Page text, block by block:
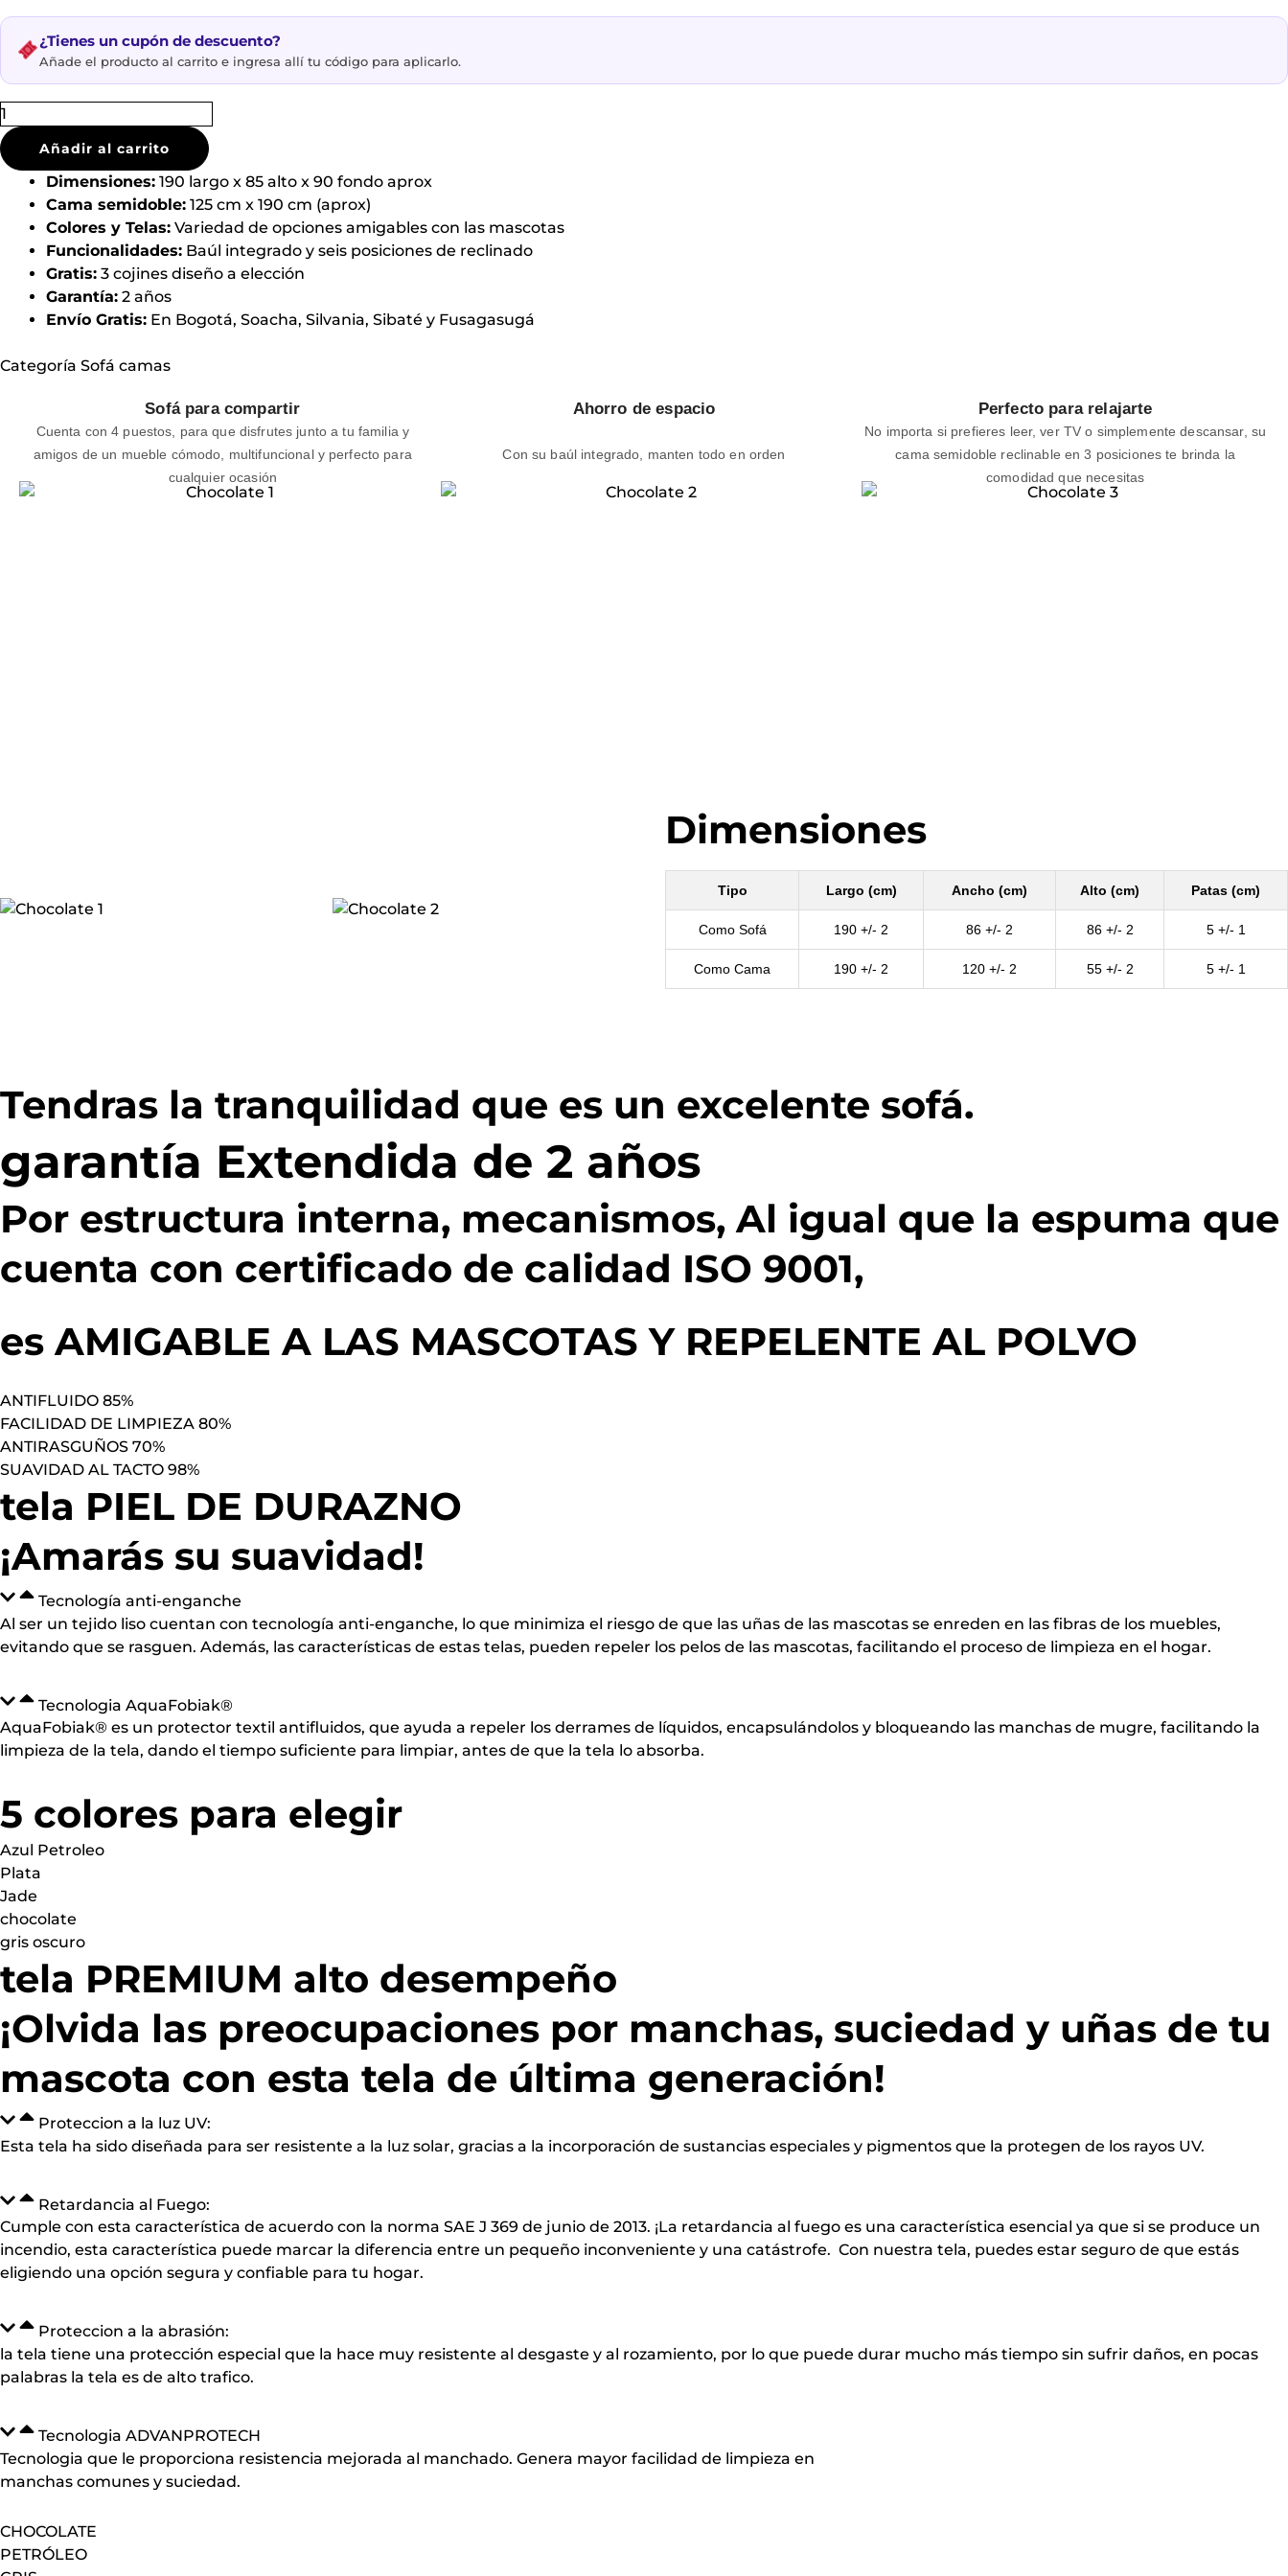
¿Tienes un cupón de descuento?
Añade el producto al carrito e ingresa allí tu código para aplicarlo.
Añadir al carrito
Dimensiones: 190 largo x 85 alto x 90 fondo aprox
Cama semidoble: 125 cm x 190 cm (aprox)
Colores y Telas: Variedad de opciones amigables con las mascotas
Funcionalidades: Baúl integrado y seis posiciones de reclinado
Gratis: 3 cojines diseño a elección
Garantía: 2 años
Envío Gratis: En Bogotá, Soacha, Silvania, Sibaté y Fusagasugá
Categoría Sofá camas
Sofá para compartir
Cuenta con 4 puestos, para que disfrutes junto a tu familia y
amigos de un mueble cómodo, multifuncional y perfecto para
cualquier ocasión
Ahorro de espacio
Con su baúl integrado, manten todo en orden
Perfecto para relajarte
No importa si prefieres leer, ver TV o simplemente descansar, su
cama semidoble reclinable en 3 posiciones te brinda la
comodidad que necesitas
Dimensiones
Tipo Largo (cm) Ancho (cm) Alto (cm) Patas (cm)
Como Sofá 190 +/- 2 86 +/- 2 86 +/- 2 5 +/- 1
Como Cama 190 +/- 2 120 +/- 2 55 +/- 2 5 +/- 1
Tendras la tranquilidad que es un excelente sofá.
garantía Extendida de 2 años
Por estructura interna, mecanismos, Al igual que la espuma que
cuenta con certificado de calidad ISO 9001,
es AMIGABLE A LAS MASCOTAS Y REPELENTE AL POLVO
ANTIFLUIDO 85%
FACILIDAD DE LIMPIEZA 80%
ANTIRASGUÑOS 70%
SUAVIDAD AL TACTO 98%
tela PIEL DE DURAZNO
¡Amarás su suavidad!
Tecnología anti-enganche
Al ser un tejido liso cuentan con tecnología anti-enganche, lo que minimiza el riesgo de que las uñas de las mascotas se enreden en las fibras de los muebles,
evitando que se rasguen. Además, las características de estas telas, pueden repeler los pelos de las mascotas, facilitando el proceso de limpieza en el hogar.
Tecnologia AquaFobiak®
AquaFobiak® es un protector textil antifluidos, que ayuda a repeler los derrames de líquidos, encapsulándolos y bloqueando las manchas de mugre, facilitando la
limpieza de la tela, dando el tiempo suficiente para limpiar, antes de que la tela lo absorba.
5 colores para elegir
Azul Petroleo
Plata
Jade
chocolate
gris oscuro
tela PREMIUM alto desempeño
¡Olvida las preocupaciones por manchas, suciedad y uñas de tu
mascota con esta tela de última generación!​
Proteccion a la luz UV:
Esta tela ha sido diseñada para ser resistente a la luz solar, gracias a la incorporación de sustancias especiales y pigmentos que la protegen de los rayos UV.
Retardancia al Fuego:
Cumple con esta característica de acuerdo con la norma SAE J 369 de junio de 2013. ¡La retardancia al fuego es una característica esencial ya que si se produce un
incendio, esta característica puede marcar la diferencia entre un pequeño inconveniente y una catástrofe. Con nuestra tela, puedes estar seguro de que estás
eligiendo una opción segura y confiable para tu hogar.
Proteccion a la abrasión:
la tela tiene una protección especial que la hace muy resistente al desgaste y al rozamiento, por lo que puede durar mucho más tiempo sin sufrir daños, en pocas
palabras la tela es de alto trafico.
Tecnologia ADVANPROTECH
Tecnologia que le proporciona resistencia mejorada al manchado. Genera mayor facilidad de limpieza en
manchas comunes y suciedad.
CHOCOLATE
PETRÓLEO